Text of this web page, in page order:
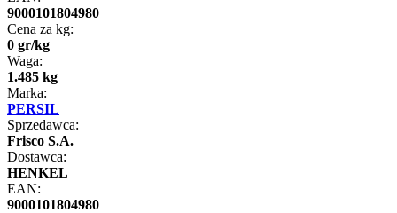
9000101804980
Cena za kg:
0 gr/kg
Waga:
1.485 kg
Marka:
PERSIL
Sprzedawca:
Frisco S.A.
Dostawca:
HENKEL
EAN:
9000101804980